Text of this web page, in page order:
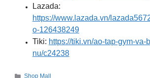
Lazada:
https://www.lazada.vn/
o-126438249
Tiki: https://tiki.vn/ao-tap-gym-va-
nu/c24238
Categories
Shop Mall